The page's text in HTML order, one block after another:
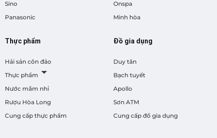
Sino
Panasonic
Onspa
Minh hòa
Thực phẩm
Hải sản côn đảo
Thực phẩm
Nước mắm nhỉ
Rượu Hòa Long
Cung cấp thực phẩm
Đồ gia dụng
Duy tân
Bạch tuyết
Apollo
Sơn ATM
Cung cấp đồ gia dụng